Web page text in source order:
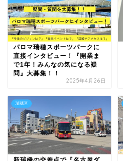
パロマ瑞穂スポーツパークに
直接インタビュー！『開業ま
で1年！みんなの気になる疑
問』大募集！！
2025年4月26日
瑞穂区